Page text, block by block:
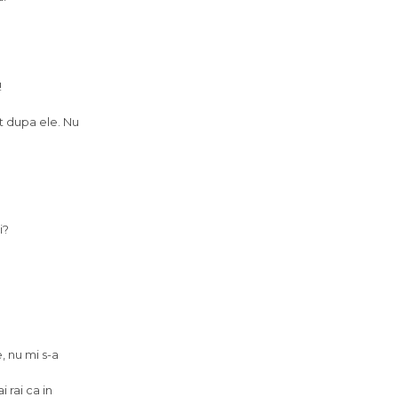
dupa ele. Nu
nu mi s-a
rai ca in